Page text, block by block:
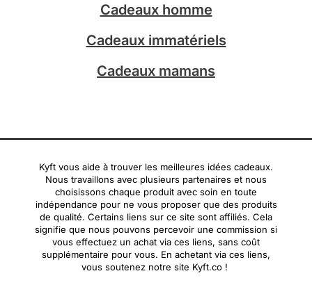
Cadeaux homme
Cadeaux immatériels
Cadeaux mamans
Kyft vous aide à trouver les meilleures idées cadeaux.
Nous travaillons avec plusieurs partenaires et nous
choisissons chaque produit avec soin en toute
indépendance pour ne vous proposer que des produits
de qualité. Certains liens sur ce site sont affiliés. Cela
signifie que nous pouvons percevoir une commission si
vous effectuez un achat via ces liens, sans coût
supplémentaire pour vous. En achetant via ces liens,
vous soutenez notre site Kyft.co !